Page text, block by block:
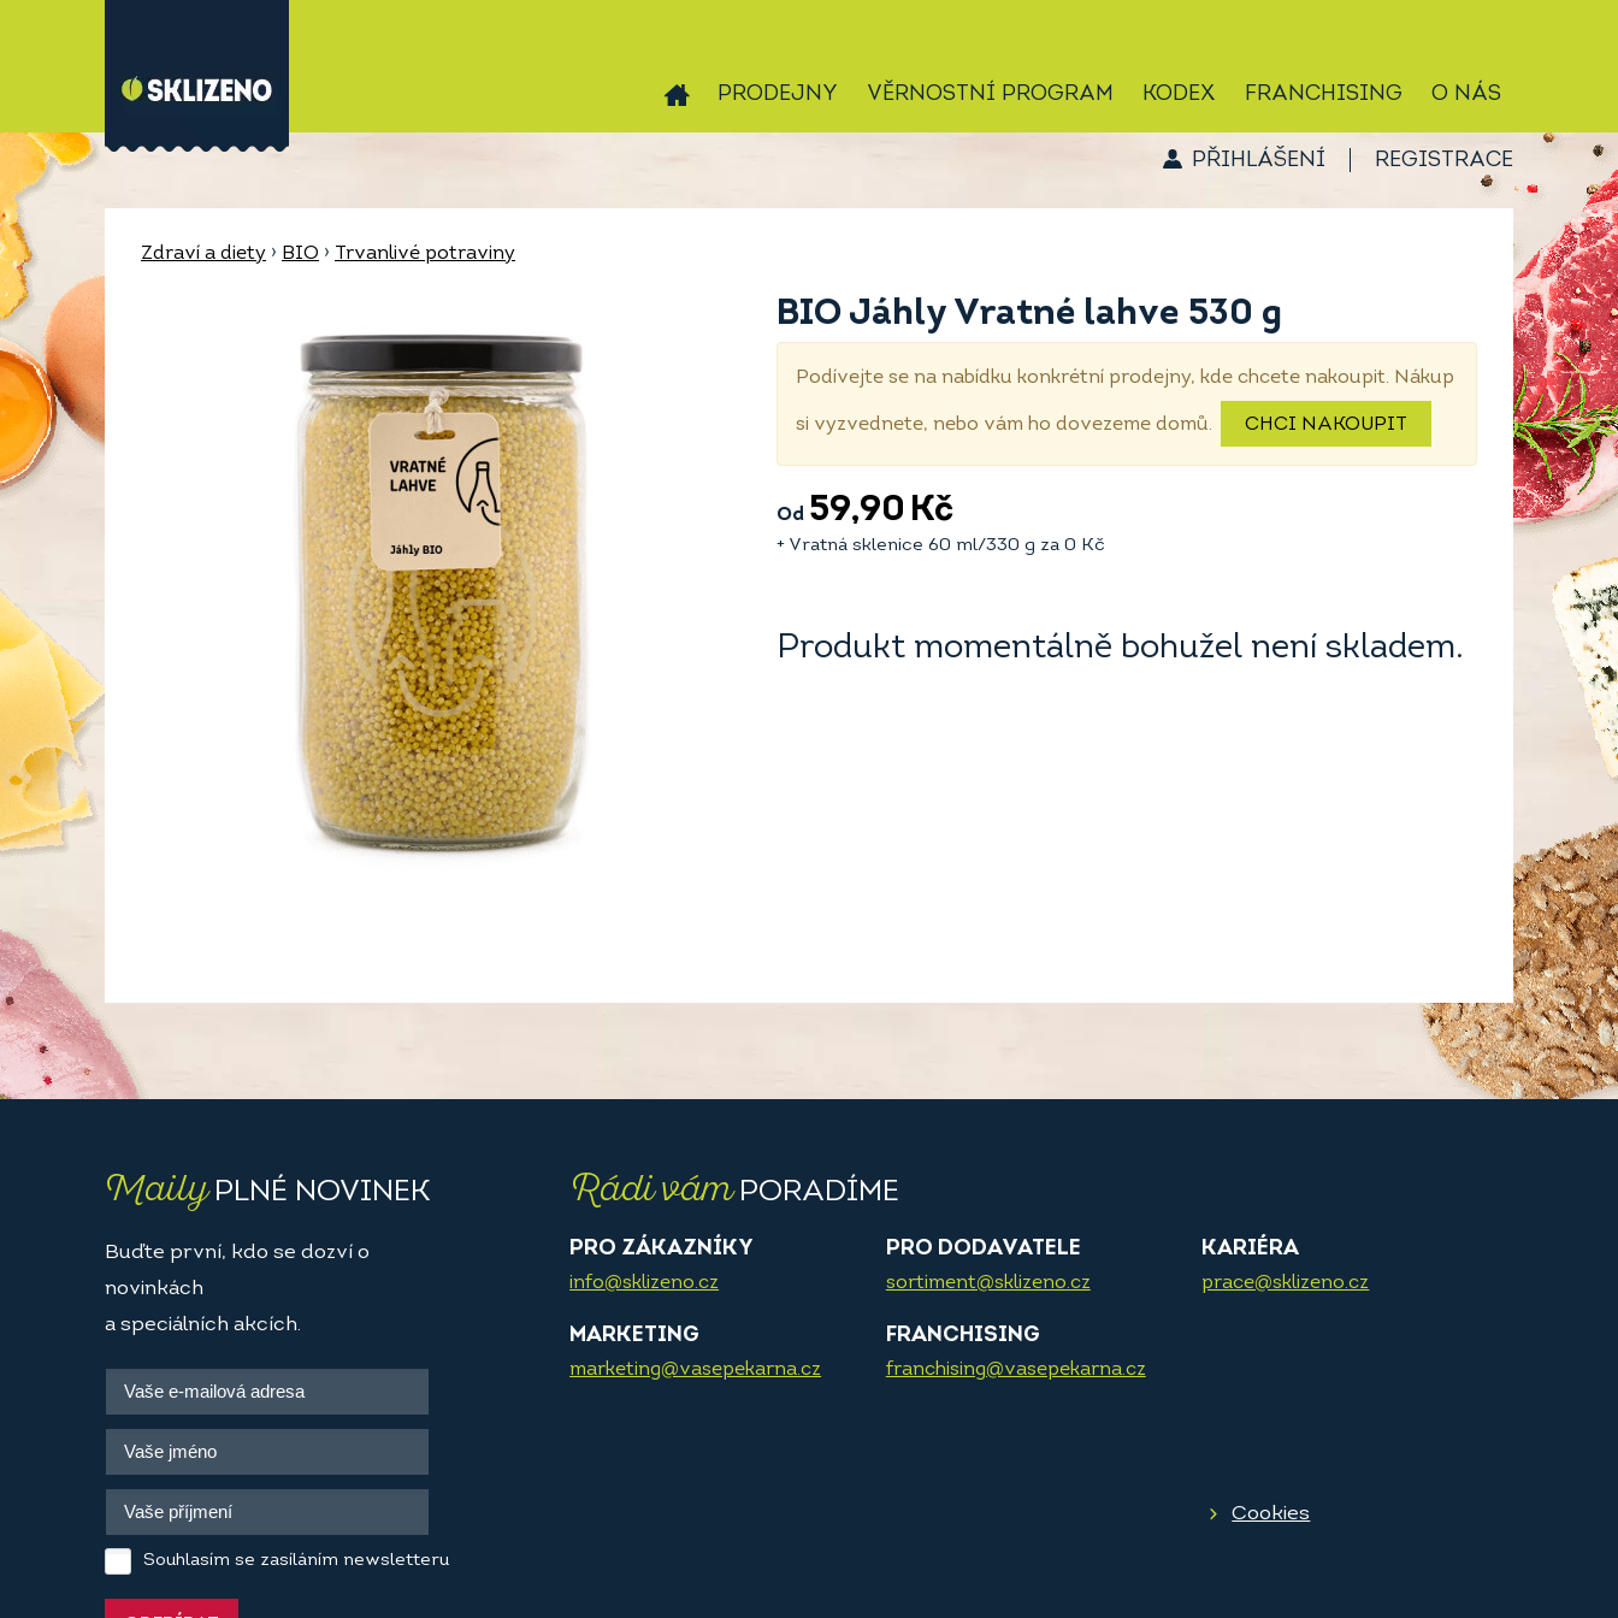
PRODEJNY VĚRNOSTNÍ PROGRAM KODEX FRANCHISING O NÁS
PŘIHLÁŠENÍ REGISTRACE
Zdraví a diety › BIO › Trvanlivé potraviny
BIO Jáhly Vratné lahve 530 g
Podívejte se na nabídku konkrétní prodejny, kde chcete nakoupit. Nákup
si vyzvednete, nebo vám ho dovezeme domů. CHCI NAKOUPIT
Od 59,90 Kč
+ Vratná sklenice 60 ml/330 g za 0 Kč
Produkt momentálně bohužel není skladem.
MailyPLNÉ NOVINEK
Buďte první, kdo se dozví o
novinkách
a speciálních akcích.
Souhlasím se zasíláním newsletteru
Rádi vámPORADÍME
PRO ZÁKAZNÍKY
info@sklizeno.cz
PRO DODAVATELE
sortiment@sklizeno.cz
KARIÉRA
prace@sklizeno.cz
MARKETING
marketing@vasepekarna.cz
FRANCHISING
franchising@vasepekarna.cz
Cookies